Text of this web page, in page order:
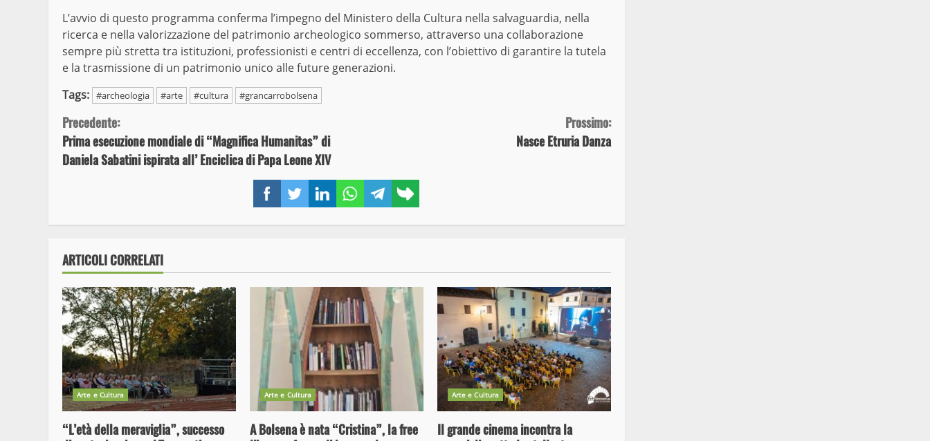
FacebookTwitterLinkedInWhatsAppTelegram
link
L’avvio di questo programma conferma l’impegno del Ministero della Cultura nella salvaguardia, nella
ricerca e nella valorizzazione del patrimonio archeologico sommerso, attraverso una collaborazione
sempre più stretta tra istituzioni, professionisti e centri di eccellenza, con l’obiettivo di garantire la tutela
e la trasmissione di un patrimonio unico alle future generazioni.
Tags: #archeologia #arte #cultura #grancarrobolsena
Continue
Reading
Precedente:
Prima esecuzione mondiale di “Magnifica Humanitas” di
Daniela Sabatini ispirata all’ Enciclica di Papa Leone XIV
Prossimo:
Nasce Etruria Danza
ARTICOLI CORRELATI
Arte e Cultura
“L’età della meraviglia”, successo
Arte e Cultura
A Bolsena è nata “Cristina”, la free
Arte e Cultura
Il grande cinema incontra la